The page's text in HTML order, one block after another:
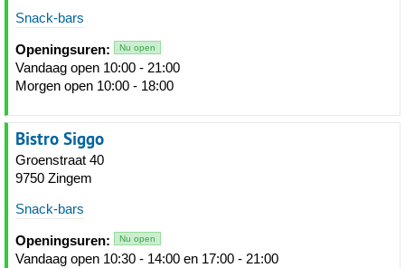
Snack-bars
Openingsuren: Nu open
Vandaag open 10:00 - 21:00
Morgen open 10:00 - 18:00
Bistro Siggo
Groenstraat 40
9750 Zingem
Snack-bars
Openingsuren: Nu open
Vandaag open 10:30 - 14:00 en 17:00 - 21:00